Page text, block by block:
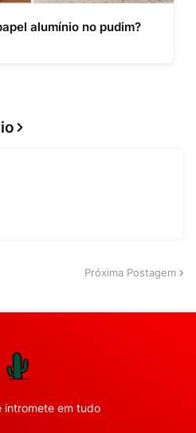
alumínio no pudim?
Próxima Postagem
intromete em tudo